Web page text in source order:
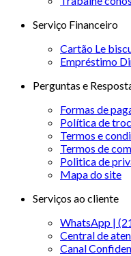
Serviço Financeiro
Cartão Le
Empréstimo
Perguntas e
Formas de
Política de
Termos e
Termos de
Politica de
Mapa do site
Serviços ao cliente
WhatsApp |
Central de
Canal